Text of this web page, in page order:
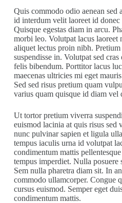
Quis commodo odio aenean sed
id interdum velit laoreet id
Quisque egestas diam in arcu.
morbi leo. Volutpat lacus
aliquet lectus proin nibh.
suspendisse in. Volutpat sed
felis bibendum. Porttitor lacus
maecenas ultricies mi eget
Sed sed risus pretium quam
varius quam quisque id diam vel
Ut tortor pretium viverra
euismod lacinia at quis risus sed
nunc pulvinar sapien et ligula
tempus iaculis urna id volutpat
condimentum mattis
tempus imperdiet. Nulla
Sem nulla pharetra diam sit. In
commodo ullamcorper. Congue
cursus euismod. Semper eget
condimentum mattis.